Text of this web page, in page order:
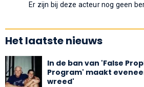
Er zijn bij deze acteur nog geen
Het laatste nieuws
In de ban van 'False
Program' maakt
wreed'